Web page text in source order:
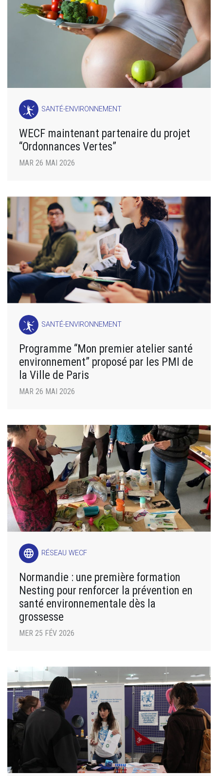
SANTÉ-ENVIRONNEMENT
WECF maintenant partenaire du projet
“Ordonnances Vertes”
MAR 26 MAI 2026
SANTÉ-ENVIRONNEMENT
Programme “Mon premier atelier santé
environnement” proposé par les PMI de
la Ville de Paris
MAR 26 MAI 2026
language RÉSEAU WECF
Normandie : une première formation
Nesting pour renforcer la prévention en
santé environnementale dès la
grossesse
MER 25 FÉV 2026